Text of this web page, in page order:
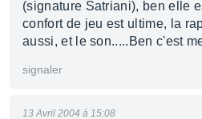
(signature Satriani), ben elle
confort de jeu est ultime, la
aussi, et le son.....Ben c'est
signaler
13 Avril 2004 à 15:08